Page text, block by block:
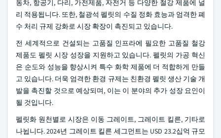
동차, 항공기, 다리, 가전제품, 자전거 등 다양한 철강 제품에 널
리 적용됩니다. 또한, 철광석 펠릿의 수질 정화 효능과 엄격한 폐
수 처리 규제 강화로 시장 확장이 촉진되고 있습니다.
전 세계적으로 건설되는 고품질 인프라에 필요한 고품질 철강
제품도 펠릿 시장 성장을 지원하고 있습니다. 펠릿의 가공 혁신
은 순도와 성능을 향상시켜 특수 화학 제품에 더 적합하게 만들
고 있습니다. 더욱 엄격한 환경 규제는 친환경 펠릿 생산 기술 개
발을 촉진할 것으로 예상되며, 이는 이 분야의 추가 성장 요인이
될 것입니다.
펠릿화 원천별로 시장은 이동 그레이트, 그레이트 킬른, 기타로
나뉩니다. 2024년 그레이트 킬른 세그먼트는 USD 23.2십억 규모